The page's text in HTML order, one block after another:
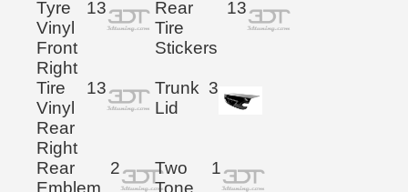
Tyre
Vinyl
Front
Right
13
Rear
Tire
Stickers
13
Tire
Vinyl
Rear
Right
13
Trunk
Lid
3
Rear
Emblem
2
Two
Tone
1